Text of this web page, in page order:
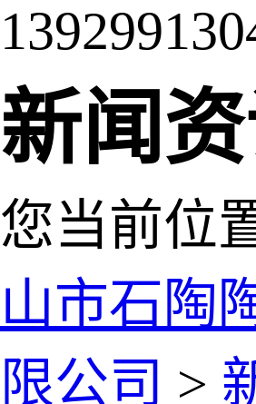
新闻
您当前位
山市石陶
限公司 >